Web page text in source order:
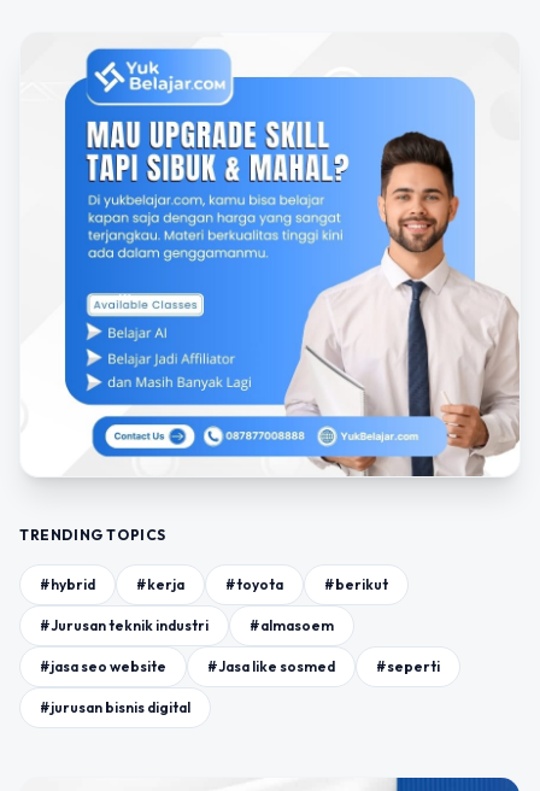
TRENDING TOPICS
#hybrid #kerja #toyota #berikut
#Jurusan teknik industri #almasoem
#jasa seo website #Jasa like sosmed #seperti
#jurusan bisnis digital